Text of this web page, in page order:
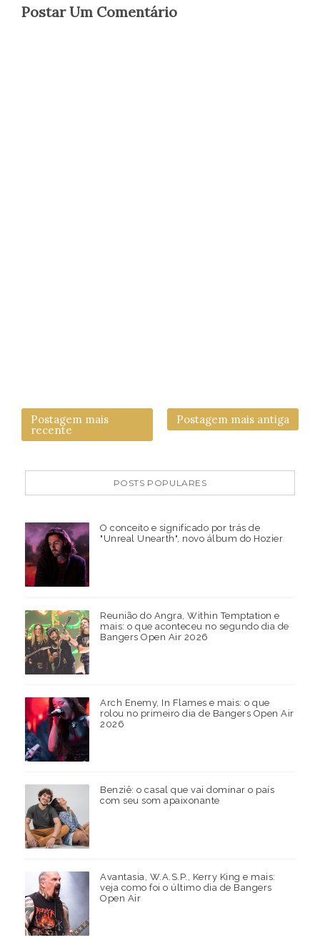
Postar Um Comentário
Postagem mais
recente
Postagem mais antiga
POSTS POPULARES
O conceito e significado por trás de
"Unreal Unearth", novo álbum do Hozier
Reunião do Angra, Within Temptation e
mais: o que aconteceu no segundo dia de
Bangers Open Air 2026
Arch Enemy, In Flames e mais: o que
rolou no primeiro dia de Bangers Open Air
2026
Benziê: o casal que vai dominar o país
com seu som apaixonante
Avantasia, W.A.S.P., Kerry King e mais:
veja como foi o último dia de Bangers
Open Air